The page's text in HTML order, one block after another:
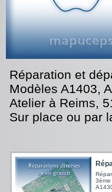
Réparation et
Modèles A1403,
Atelier à Reims,
Sur place ou par
3ème